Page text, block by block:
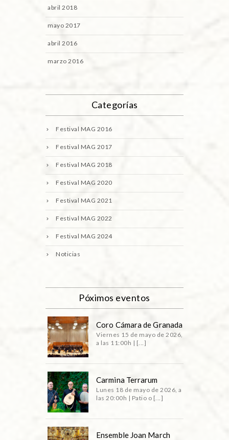
abril 2018
mayo 2017
abril 2016
marzo 2016
Categorías
Festival MAG 2016
Festival MAG 2017
Festival MAG 2018
Festival MAG 2020
Festival MAG 2021
Festival MAG 2022
Festival MAG 2024
Noticias
Póximos eventos
Coro Cámara de Granada
Viernes 15 de mayo de 2026,
a las 11:00h | [...]
Carmina Terrarum
Lunes 18 de mayo de 2026, a
las 20:00h | Patio o [...]
Ensemble Joan March